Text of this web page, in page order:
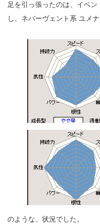
足を引っ張ったのは、イベ
し、ネバーヴェント系 ユメ
のような、状況でした。